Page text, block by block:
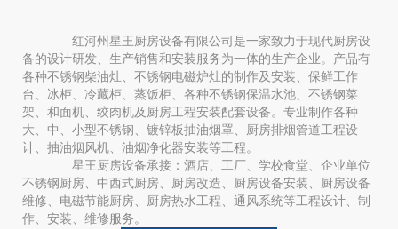
红河州星王厨房设备有限公司是一家致力于现代厨房设
备的设计研发、生产销售和安装服务为一体的生产企业。产品有
各种不锈钢柴油灶、不锈钢电磁炉灶的制作及安装、保鲜工作
台、冰柜、冷藏柜、蒸饭柜、各种不锈钢保温水池、不锈钢菜
架、和面机、绞肉机及厨房工程安装配套设备。专业制作各种
大、中、小型不锈钢、镀锌板抽油烟罩、厨房排烟管道工程设
计、抽油烟风机、油烟净化器安装等工程。
星王厨房设备承接：酒店、工厂、学校食堂、企业单位
不锈钢厨房、中西式厨房、厨房改造、厨房设备安装、厨房设备
维修、电磁节能厨房、厨房热水工程、通风系统等工程设计、制
作、安装、维修服务。